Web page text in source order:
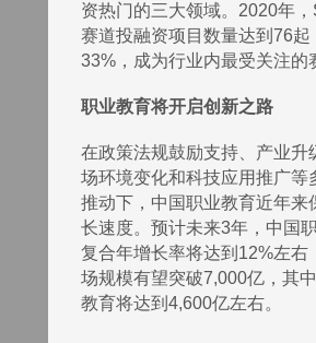
资热门的三大领域。2020年
赛道投融资项目数量达到76起
33%，成为行业内最受关注的
职业教育将开启创新之路
在政策法规鼓励支持、产业升
场环境变化和科技应用推广等
推动下，中国职业教育近年来
长速度。预计未来3年，中国
复合年增长率将达到12%左右
场规模有望突破7,000亿，其
教育将达到4,600亿左右。